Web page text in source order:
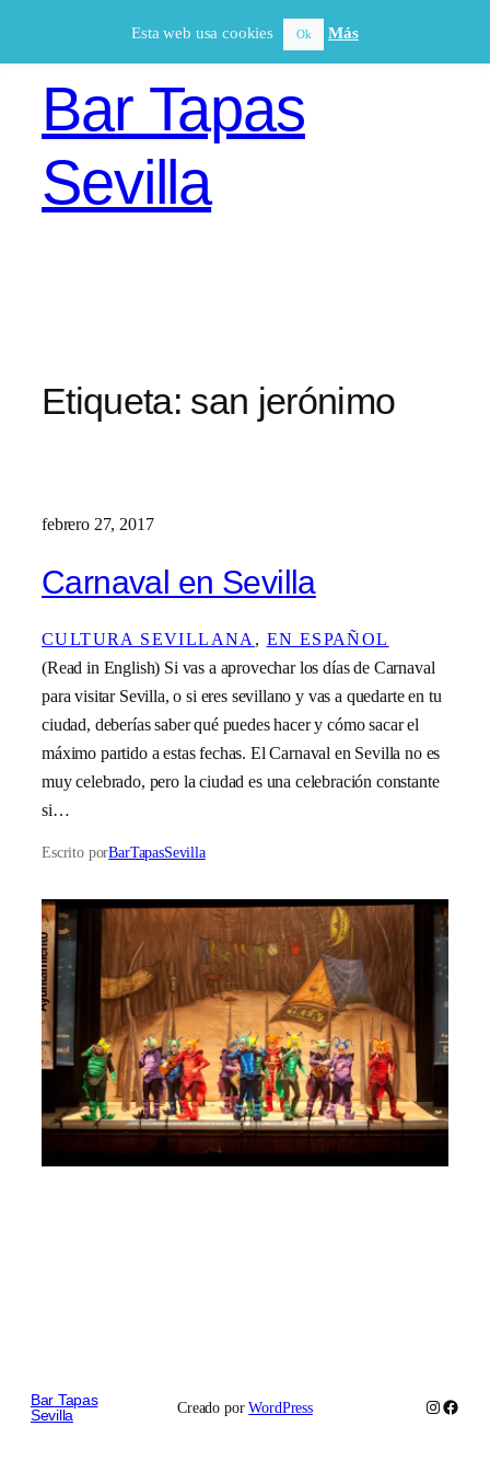
Bar Tapas
Sevilla
Etiqueta: san jerónimo
febrero 27, 2017
Carnaval en Sevilla
CULTURA SEVILLANA, EN ESPAÑOL
(Read in English) Si vas a aprovechar los días de Carnaval
para visitar Sevilla, o si eres sevillano y vas a quedarte en tu
ciudad, deberías saber qué puedes hacer y cómo sacar el
máximo partido a estas fechas. El Carnaval en Sevilla no es
muy celebrado, pero la ciudad es una celebración constante
si…
Escrito porBarTapasSevilla
Bar Tapas
Sevilla
Creado porWordPress Instagram
Esta web usa cookies Ok Más